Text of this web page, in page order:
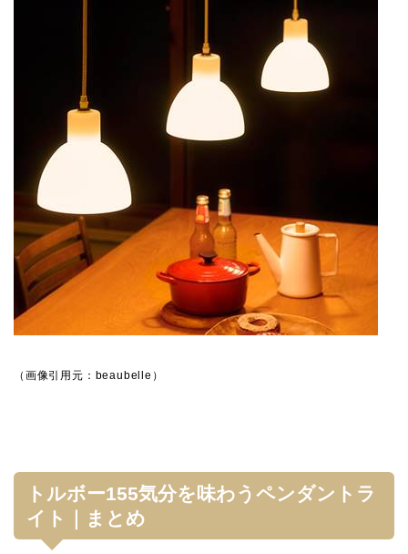
（画像引用元：beaubelle）
トルボー155気分を味わうペンダントラ
イト｜まとめ